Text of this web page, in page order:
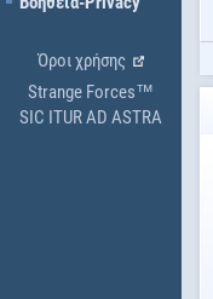
Όροι χρήσης
Strange Forces™
SIC ITUR AD ASTRA